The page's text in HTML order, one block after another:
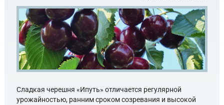
Сладкая черешня «Ипуть» отличается регулярной
урожайностью, ранним сроком созревания и высокой